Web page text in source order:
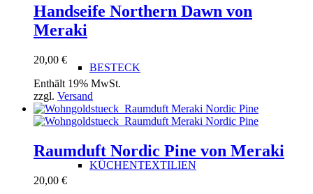
BESTECK
KÜCHENTEXTILIEN
Handseife Northern Dawn von
Meraki
20,00 €
Enthält 19% MwSt.
zzgl. Versand
Raumduft Nordic Pine von Meraki
20,00 €